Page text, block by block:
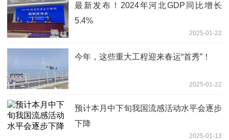
最新发布！2024年河北GDP同比增长
5.4%
2025-01-22
今年，这些重大工程迎来春运“首秀”！
2025-01-22
预计本月中下旬我国流感活动水平会逐步
下降
2025-01-13